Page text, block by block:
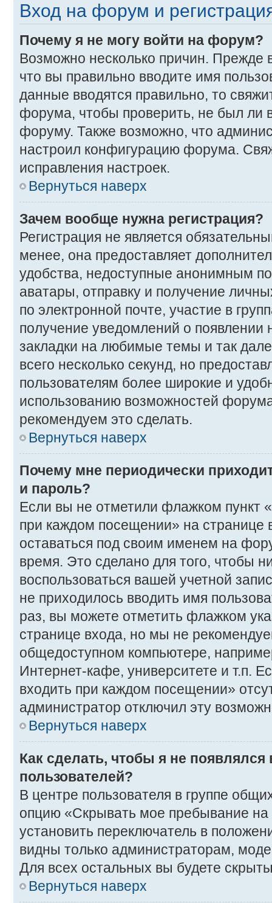
Вход на форум и
Почему я не могу войти на форум?
Возможно несколько причин. Прежде
что вы правильно вводите имя
данные вводятся правильно, то
форума, чтобы проверить, не был ли
форуму. Также возможно, что
настроил конфигурацию форума.
исправления настроек.
Вернуться наверх
Зачем вообще нужна регистрация?
Регистрация не является
менее, она предоставляет
удобства, недоступные анонимным
аватары, отправку и получение
по электронной почте, участие в
получение уведомлений о
закладки на любимые темы и так
всего несколько секунд, но
пользователям более широкие и
использованию возможностей
рекомендуем это сделать.
Вернуться наверх
Почему мне периодически
и пароль?
Если вы не отметили флажком пункт
при каждом посещении» на странице
оставаться под своим именем на
время. Это сделано для того, чтобы
воспользоваться вашей учетной
не приходилось вводить имя
раз, вы можете отметить флажком
странице входа, но мы не
общедоступном компьютере,
Интернет-кафе, университете и т.п.
входить при каждом посещении»
администратор отключил эту
Вернуться наверх
Как сделать, чтобы я не появлялся
пользователей?
В центре пользователя в группе
опцию «Скрывать мое пребывание
установить переключатель в
видны только администраторам,
Для всех остальных вы будете
Вернуться наверх